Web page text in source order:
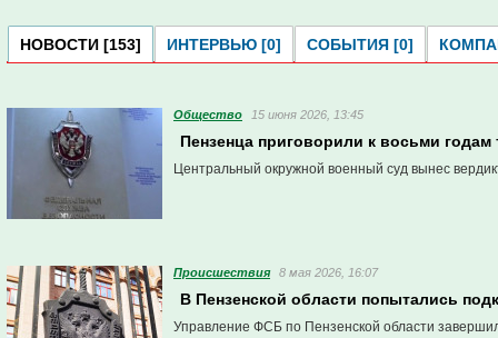
НОВОСТИ [153] ИНТЕРВЬЮ [0] СОБЫТИЯ [0]
Общество 15 июня 2026, 13:45
Пензенца приговорили к восьми
Центральный окружной военный суд вынес
Проиcшествия 8 мая 2026, 16:07
В Пензенской области попытались
Управление ФСБ по Пензенской области